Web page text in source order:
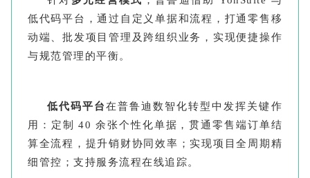
低代码平台，通过自定义单据和流程，打通零售移
动端、批发项目管理及跨组织业务，实现便捷操作
与规范管理的平衡。
低代码平台在普鲁迪数智化转型中发挥关键作
用：定制 40 余张个性化单据，贯通零售端订单结
算全流程，提升销财协同效率；实现项目全周期精
细管控；支持服务流程在线追踪。